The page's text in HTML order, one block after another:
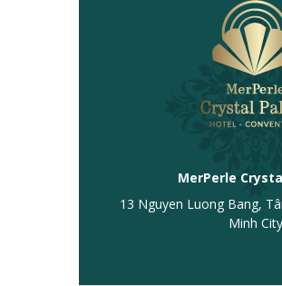
MerPerle
13 Nguyen Luong Bang,
Minh City